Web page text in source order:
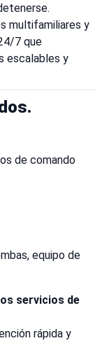
multifamiliares y
7 que
escalables y
de comando
equipo de
servicios de
rápida y